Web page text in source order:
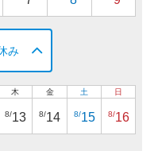
み
木
8/13
金
8/14
土
8/15
日
8/16